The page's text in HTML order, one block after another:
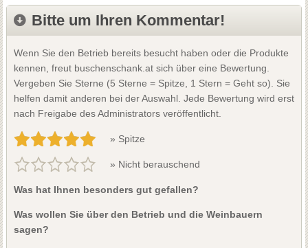
Bitte um Ihren Kommentar!
Wenn Sie den Betrieb bereits besucht haben oder die Produkte
kennen, freut buschenschank.at sich über eine Bewertung.
Vergeben Sie Sterne (5 Sterne = Spitze, 1 Stern = Geht so). Sie
helfen damit anderen bei der Auswahl. Jede Bewertung wird erst
nach Freigabe des Administrators veröffentlicht.
» Spitze
» Nicht berauschend
Was hat Ihnen besonders gut gefallen?
Was wollen Sie über den Betrieb und die Weinbauern
sagen?